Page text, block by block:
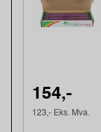
154,-
123,- Eks. Mva.